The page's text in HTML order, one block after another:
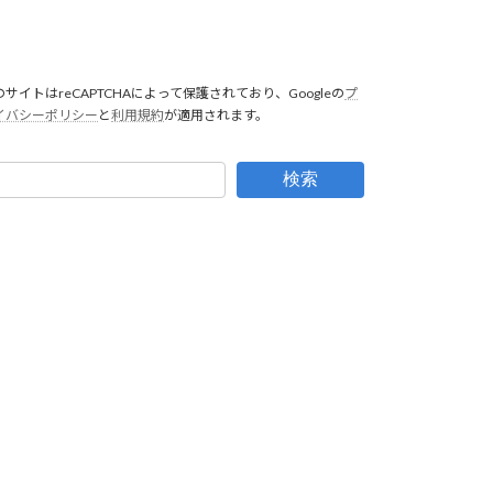
サイトはreCAPTCHAによって保護されており、Googleのプ
バシーポリシー と利用規約が適用されます。
検索